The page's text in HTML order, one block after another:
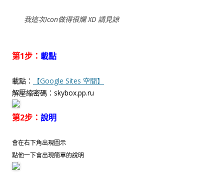
我這次Icon做得很爛 XD 請見諒
第1步： 載點
載點：
【Google Sites 空間】
解壓縮密碼：skybox.pp.ru
第2步： 說明
會在右下角出現圖示
點他一下會出現簡單的說明